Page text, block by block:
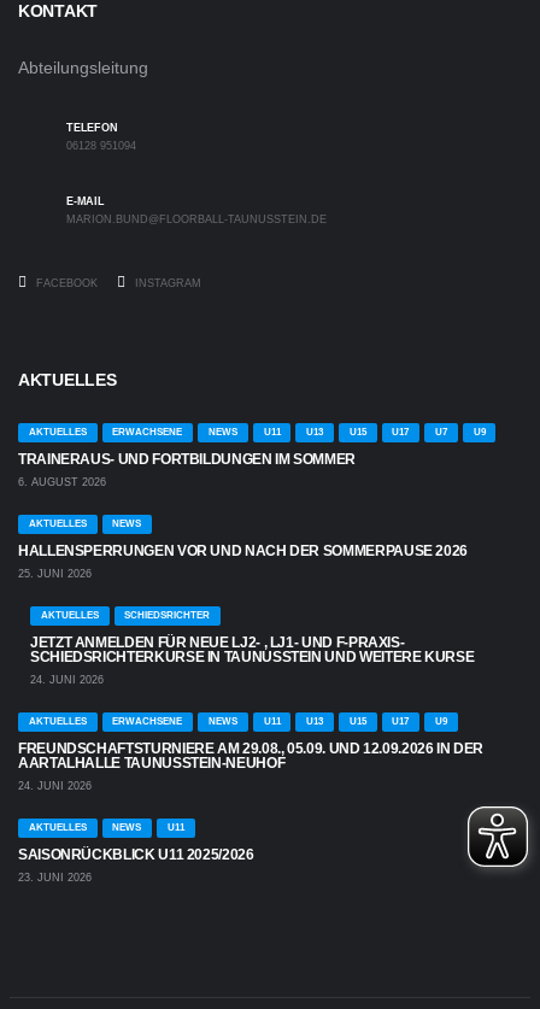
KONTAKT
Abteilungsleitung
TELEFON
06128 951094
E-MAIL
MARION.BUND@FLOORBALL-TAUNUSSTEIN.DE
FACEBOOK INSTAGRAM
AKTUELLES
AKTUELLES ERWACHSENE NEWS U11 U13 U15 U17 U7 U9
TRAINERAUS- UND FORTBILDUNGEN IM SOMMER
6. AUGUST 2026
AKTUELLES NEWS
HALLENSPERRUNGEN VOR UND NACH DER SOMMERPAUSE 2026
25. JUNI 2026
AKTUELLES SCHIEDSRICHTER
JETZT ANMELDEN FÜR NEUE LJ2- , LJ1- UND F-PRAXIS-
SCHIEDSRICHTERKURSE IN TAUNUSSTEIN UND WEITERE KURSE
24. JUNI 2026
AKTUELLES ERWACHSENE NEWS U11 U13 U15 U17 U9
FREUNDSCHAFTSTURNIERE AM 29.08., 05.09. UND 12.09.2026 IN DER
AARTALHALLE TAUNUSSTEIN-NEUHOF
24. JUNI 2026
AKTUELLES NEWS U11
SAISONRÜCKBLICK U11 2025/2026
23. JUNI 2026